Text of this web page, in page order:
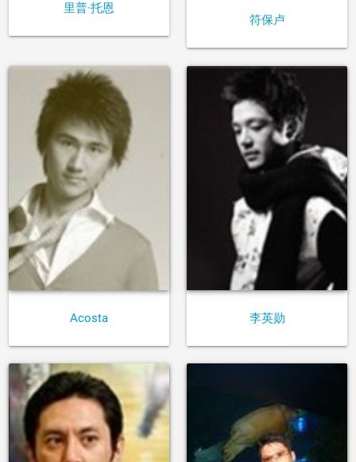
里普·托恩
符保卢
Acosta 李英勋